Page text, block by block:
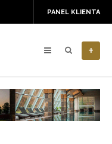
PANEL KLIENTA
+